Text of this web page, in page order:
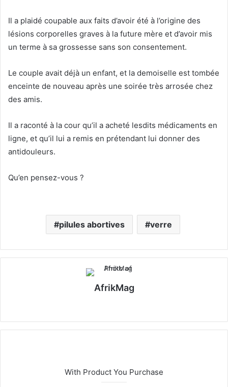
Il a plaidé coupable aux faits d’avoir été à l’origine des
lésions corporelles graves à la future mère et d’avoir mis
un terme à sa grossesse sans son consentement.
Le couple avait déjà un enfant, et la demoiselle est tombée
enceinte de nouveau après une soirée très arrosée chez
des amis.
Il a raconté à la cour qu’il a acheté lesdits médicaments en
ligne, et qu’il lui a remis en prétendant lui donner des
antidouleurs.
Qu’en pensez-vous ?
pilules abortives verre
AfrikMag
With Product You Purchase